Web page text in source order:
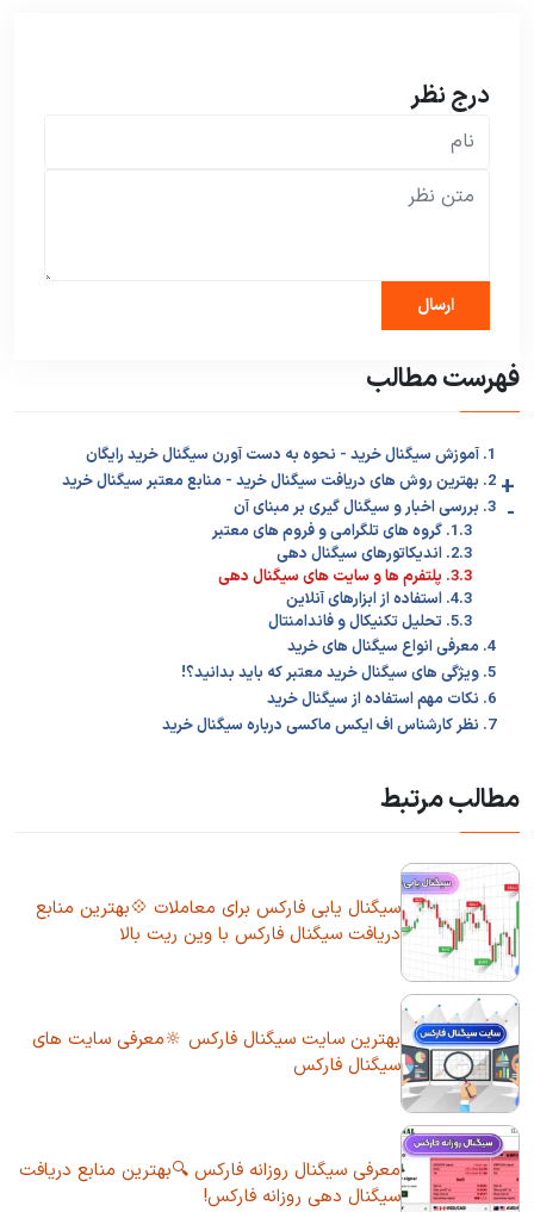
درج نظر
فهرست مطالب
1. آموزش سیگنال خرید - نحوه به دست آورن سیگنال خرید رایگان
2. بهترین روش های دریافت سیگنال خرید - منابع معتبر سیگنال خرید +
3. بررسی اخبار و سیگنال گیری بر مبنای آن -
1.3. گروه های تلگرامی و فروم های معتبر
2.3. اندیکاتورهای سیگنال دهی
3.3. پلتفرم ها و سایت های سیگنال دهی
4.3. استفاده از ابزارهای آنلاین
5.3. تحلیل تکنیکال و فاندامنتال
4. معرفی انواع سیگنال های خرید
5. ویژگی های سیگنال خرید معتبر که باید بدانید؟!
6. نکات مهم استفاده از سیگنال خرید
7. نظر کارشناس اف ایکس ماکسی درباره سیگنال خرید
مطالب مرتبط
سیگنال یابی فارکس برای معاملات 💠بهترین منابع
دریافت سیگنال فارکس با وین ریت بالا
بهترین سایت سیگنال فارکس 🔆معرفی سایت های
سیگنال فارکس
معرفی سیگنال روزانه فارکس 🔍بهترین منابع دریافت
سیگنال دهی روزانه فارکس!